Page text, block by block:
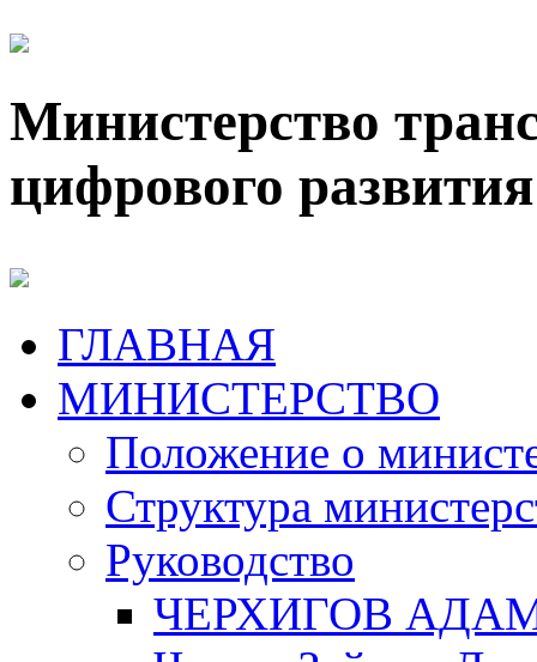
Министерство
цифрового
ГЛАВНАЯ
МИНИСТЕРСТВО
Положение о
Структура
Руководство
ЧЕРХИГОВ